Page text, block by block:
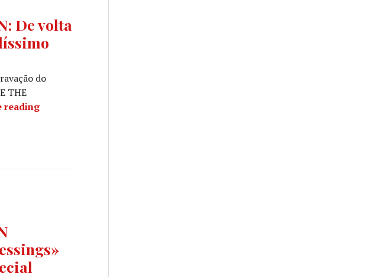
De volta
do
THE
readingBRING ME THE HORIZON: De volta às origens com um brutalíssimo